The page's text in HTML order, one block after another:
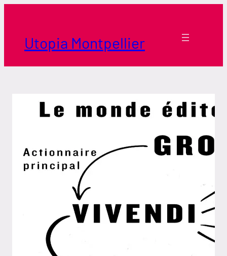
contenuUtopia Montpellier